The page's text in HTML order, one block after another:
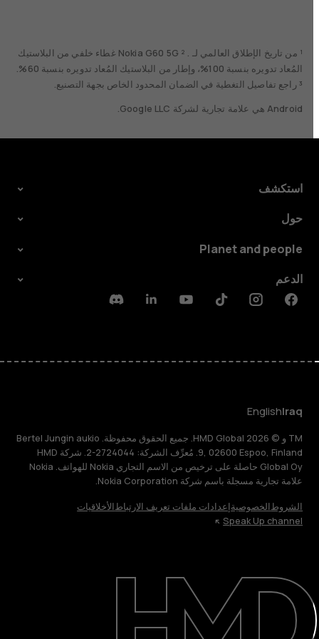
حول
الدعم
Iraq
¹ من تاريخ الإطلاق العالمي لـ . Nokia G60 5G ² غطاء خلفي من البلاستيك
المُعاد تدويره بنسبة 100%، وإطار من البلاستيك المُعاد تدويره بنسبة 60%.
Android هي علامة تجارية لشركة Google LLC.
استكشف
حول
Planet and people
الدعم
Facebook
Instagram
Tiktok
Youtube
Linkedin
Discord
Iraq
English
TM و © 2026 HMD Global. جميع الحقوق محفوظة. Bertel Jungin aukio
9, 02600 Espoo, Finland. مُعرِّف الشركة: 2724044-2. شركة HMD
Global Oy حاصلة على ترخيص من الاسم التجاري Nokia للهواتف. Nokia
علامة تجارية مسجلة باسم شركة Nokia Corporation.
الشروطالخصوصيةإعدادات ملفات تعريف الارتباطالأخلاقيات
Speak Up channel